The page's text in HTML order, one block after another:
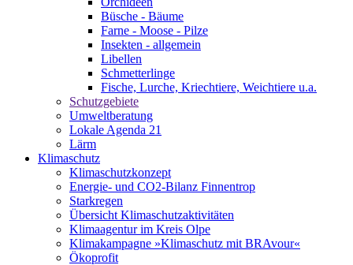
Büsche - Bäume
Farne - Moose - Pilze
Insekten - allgemein
Libellen
Schmetterlinge
Fische, Lurche, Kriechtiere, Weichtiere u.a.
Schutzgebiete
Umweltberatung
Lokale Agenda 21
Lärm
Klimaschutz
Klimaschutzkonzept
Energie- und CO2-Bilanz Finnentrop
Starkregen
Übersicht Klimaschutzaktivitäten
Klimaagentur im Kreis Olpe
Klimakampagne »Klimaschutz mit BRAvour«
Ökoprofit